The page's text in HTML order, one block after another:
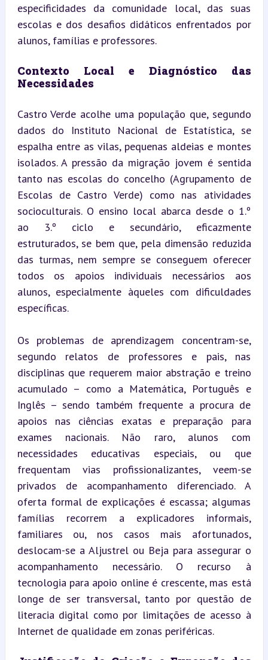
especificidades da comunidade local, das suas
escolas e dos desafios didáticos enfrentados por
alunos, famílias e professores.
Contexto Local e Diagnóstico das
Necessidades
Castro Verde acolhe uma população que, segundo
dados do Instituto Nacional de Estatística, se
espalha entre as vilas, pequenas aldeias e montes
isolados. A pressão da migração jovem é sentida
tanto nas escolas do concelho (Agrupamento de
Escolas de Castro Verde) como nas atividades
socioculturais. O ensino local abarca desde o 1.º
ao 3.º ciclo e secundário, eficazmente
estruturados, se bem que, pela dimensão reduzida
das turmas, nem sempre se conseguem oferecer
todos os apoios individuais necessários aos
alunos, especialmente àqueles com dificuldades
específicas.
Os problemas de aprendizagem concentram-se,
segundo relatos de professores e pais, nas
disciplinas que requerem maior abstração e treino
acumulado – como a Matemática, Português e
Inglês – sendo também frequente a procura de
apoios nas ciências exatas e preparação para
exames nacionais. Não raro, alunos com
necessidades educativas especiais, ou que
frequentam vias profissionalizantes, veem-se
privados de acompanhamento diferenciado. A
oferta formal de explicações é escassa; algumas
famílias recorrem a explicadores informais,
familiares ou, nos casos mais afortunados,
deslocam-se a Aljustrel ou Beja para assegurar o
acompanhamento necessário. O recurso à
tecnologia para apoio online é crescente, mas está
longe de ser transversal, tanto por questão de
literacia digital como por limitações de acesso à
Internet de qualidade em zonas periféricas.